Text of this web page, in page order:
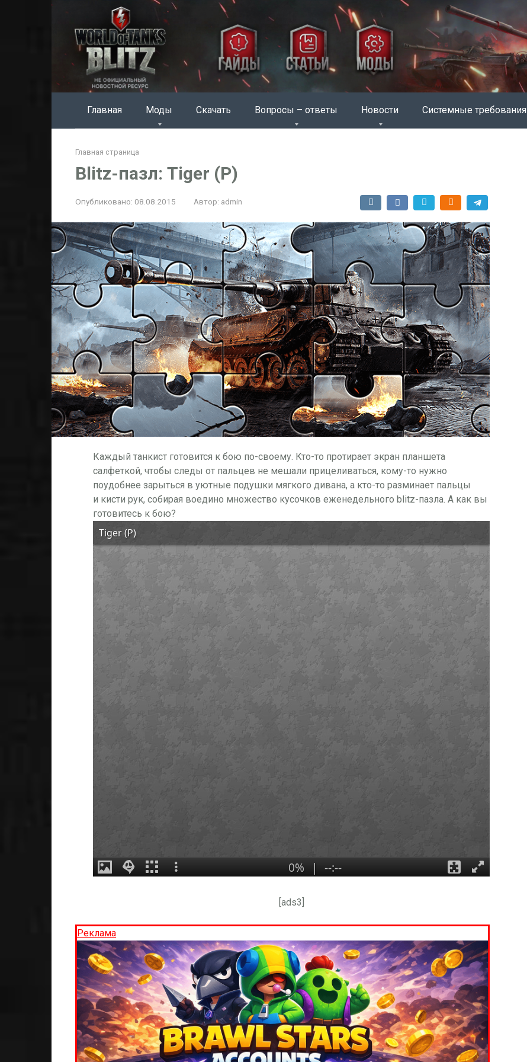
Главная Моды Скачать Вопросы – ответы Новости Системные требования
Главная страница
Blitz-пазл: Tiger (P)
Опубликовано: 08.08.2015 Автор: admin
Каждый танкист готовится к бою по-своему. Кто-то протирает экран планшета
салфеткой, чтобы следы от пальцев не мешали прицеливаться, кому-то нужно
поудобнее зарыться в уютные подушки мягкого дивана, а кто-то разминает пальцы
и кисти рук, собирая воедино множество кусочков еженедельного blitz-пазла. А как вы
готовитесь к бою?
[ads3]
Реклама